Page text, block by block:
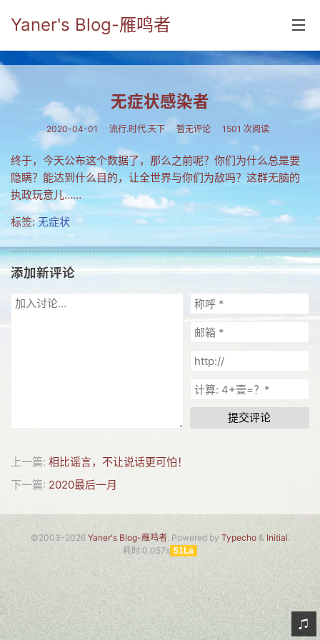
Yaner's Blog-雁鸣者
分类
毕业留言册
流年
五笔难啊
流行.时代.天下
留言
无症状感染者
2020-04-01 流行.时代.天下 暂无评论 1501 次阅读
终于，今天公布这个数据了，那么之前呢？你们为什么总是要
隐瞒？能达到什么目的，让全世界与你们为敌吗？这群无脑的
执政玩意儿……
标签:无症状
添加新评论
提交评论
上一篇: 相比谣言，不让说话更可怕！
下一篇: 2020最后一月
©2003-2026 Yaner's Blog-雁鸣者. Powered by Typecho& Initial.
耗时:0.057s 51La